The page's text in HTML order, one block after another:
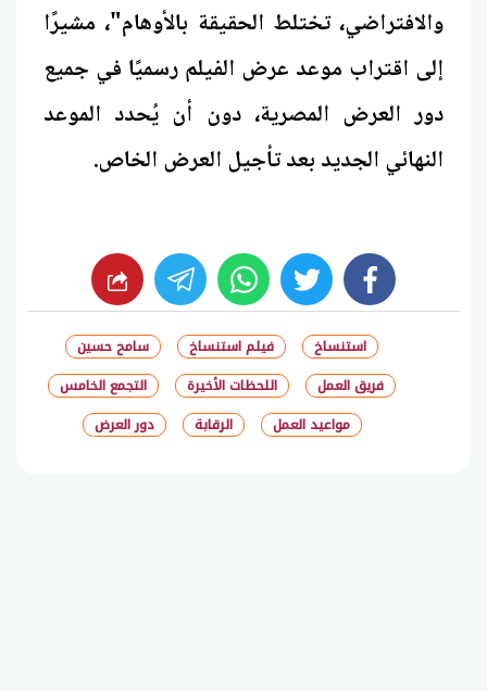
والافتراضي، تختلط الحقيقة بالأوهام"، مشيرًا
إلى اقتراب موعد عرض الفيلم رسميًا في جميع
دور العرض المصرية، دون أن يُحدد الموعد
النهائي الجديد بعد تأجيل العرض الخاص.
facebook
twitter
whats
شارك
استنساخ فيلم استنساخ
سامح حسين
فريق العمل
اللحظات الأخيرة
التجمع الخامس
مواعيد العمل
الرقابة دور العرض